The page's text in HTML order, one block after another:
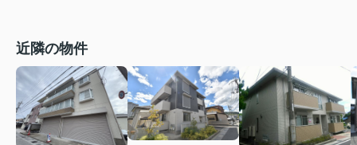
近隣の物件